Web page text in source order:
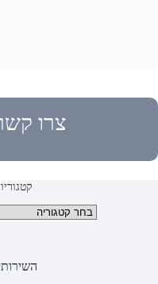
צרו